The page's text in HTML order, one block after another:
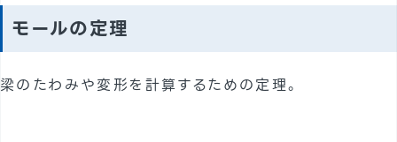
携帯電話基地局強度検討
実績
モールの定理
梁のたわみや変形を計算するための定理。